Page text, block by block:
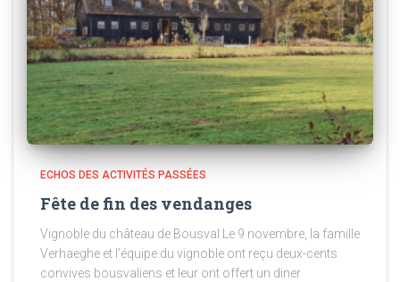
ECHOS DES ACTIVITÉS PASSÉES
Fête de fin des vendanges
Vignoble du château de Bousval Le 9 novembre, la famille
Verhaeghe et l’équipe du vignoble ont reçu deux-cents
convives bousvaliens et leur ont offert un diner